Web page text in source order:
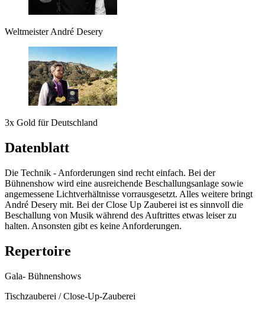
Weltmeister André Desery
3x Gold für Deutschland
Datenblatt
Die Technik - Anforderungen sind recht einfach. Bei der
Bühnenshow wird eine ausreichende Beschallungsanlage sowie
angemessene Lichtverhältnisse vorrausgesetzt. Alles weitere bringt
André Desery mit. Bei der Close Up Zauberei ist es sinnvoll die
Beschallung von Musik während des Auftrittes etwas leiser zu
halten. Ansonsten gibt es keine Anforderungen.
Repertoire
Gala- Bühnenshows
Tischzauberei / Close-Up-Zauberei